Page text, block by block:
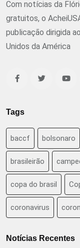
Com notícias da
gratuitos, o
publicação dirigida
Unidos da América
Tags
baccf bolsonaro
brasileirão
copa do brasil
coronavirus
Notícias Recentes